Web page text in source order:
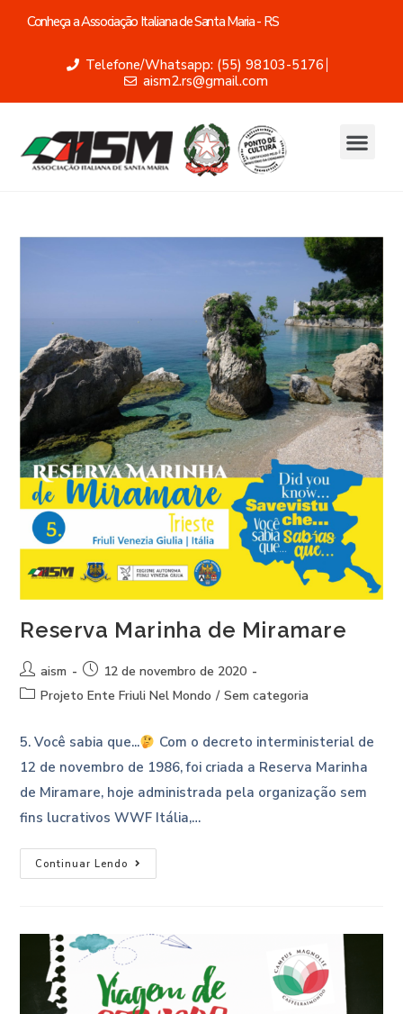
Conheça a Associação Italiana de Santa Maria - RS
Telefone/Whatsapp: (55) 98103-5176
aism2.rs@gmail.com
Reserva Marinha de Miramare
aism
12 de novembro de 2020
Projeto Ente Friuli Nel Mondo / Sem categoria
5. Você sabia que...
Com o decreto interministerial de
12 de novembro de 1986, foi criada a Reserva Marinha
de Miramare, hoje administrada pela organização sem
fins lucrativos WWF Itália,…
Continuar Lendo